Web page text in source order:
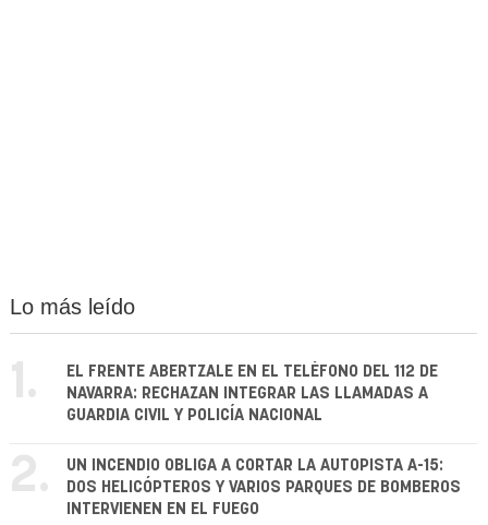
Lo más leído
1.
EL FRENTE ABERTZALE EN EL TELÉFONO DEL 112 DE
NAVARRA: RECHAZAN INTEGRAR LAS LLAMADAS A
GUARDIA CIVIL Y POLICÍA NACIONAL
2.
UN INCENDIO OBLIGA A CORTAR LA AUTOPISTA A-15:
DOS HELICÓPTEROS Y VARIOS PARQUES DE BOMBEROS
INTERVIENEN EN EL FUEGO